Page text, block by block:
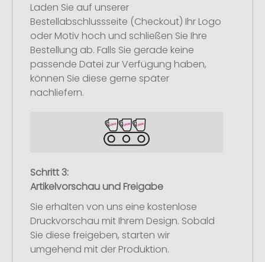
Laden Sie auf unserer
Bestellabschlussseite (Checkout) Ihr Logo
oder Motiv hoch und schließen Sie Ihre
Bestellung ab. Falls Sie gerade keine
passende Datei zur Verfügung haben,
können Sie diese gerne später
nachliefern.
Schritt 3:
Artikelvorschau und Freigabe
Sie erhalten von uns eine kostenlose
Druckvorschau mit Ihrem Design. Sobald
Sie diese freigeben, starten wir
umgehend mit der Produktion.